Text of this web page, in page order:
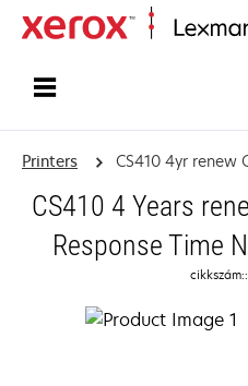
Printers CS410 4yr renew
CS410 4 Years
Response Time